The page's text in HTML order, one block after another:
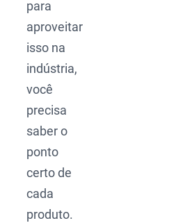
para
aproveitar
isso na
indústria,
você
precisa
saber o
ponto
certo de
cada
produto.